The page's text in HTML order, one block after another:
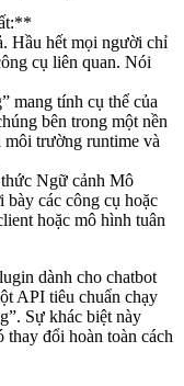
Hầu hết mọi người chỉ
cụ liên quan. Nói
mang tính cụ thể của
bên trong một nền
môi trường runtime và
Ngữ cảnh Mô
các công cụ hoặc
hoặc mô hình tuân
dành cho chatbot
API tiêu chuẩn chạy
Sự khác biệt này
thay đổi hoàn toàn cách